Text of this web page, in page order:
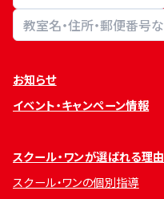
教室検索
お知らせ
イベント・キャンペーン情報
スクール・ワンが選ばれる理由
スクール・ワンの個別指導